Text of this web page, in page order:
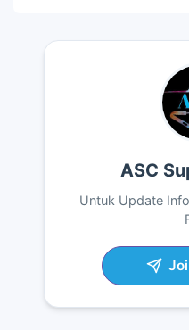
ASC
Untuk Update